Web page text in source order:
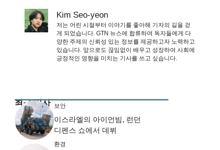
Kim Seo-yeon
저는 어린 시절부터 이야기를 좋아해 기자의 길을 걷
게 되었습니다. GTN 뉴스에 합류하여 독자들에게 다
양한 주제의 신뢰성 있는 정보를 제공하고자 노력하고
있습니다. 앞으로도 끊임없이 배우고 성장하여 사회에
긍정적인 영향을 미치는 기사를 쓰고 싶습니다.
최근 기사 보안
이스라엘의 아이언빔, 런던
디펜스 쇼에서 데뷔
환경